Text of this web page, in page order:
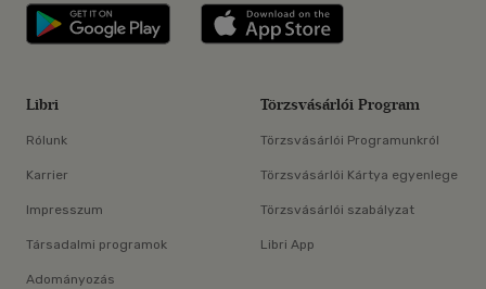
Libri applikáció Szerezd meg: Google
Libri
Rólunk
Karrier
Impresszum
Társadalmi programok
Adományozás
Törzsvásárlói Program
Törzsvásárlói Programunkról
Törzsvásárlói Kártya egyenlege
Törzsvásárlói szabályzat
Libri App